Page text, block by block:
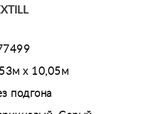
х 10,05м
подгона